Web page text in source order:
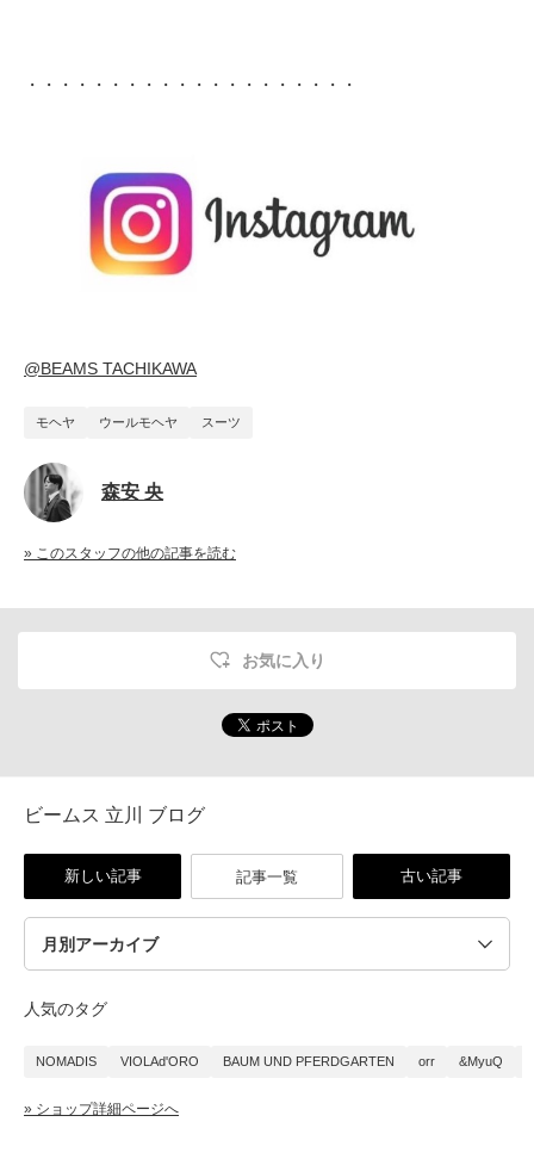
・・・・・・・・・・・・・・・・・・・・
@BEAMS TACHIKAWA
モヘヤ ウールモヘヤ スーツ
森安 央
» このスタッフの他の記事を読む
お気に入り
ビームス 立川 ブログ
新しい記事 記事一覧 古い記事
人気のタグ
NOMADIS VIOLAd'ORO BAUM UND PFERDGARTEN orr &MyuQ
» ショップ詳細ページへ